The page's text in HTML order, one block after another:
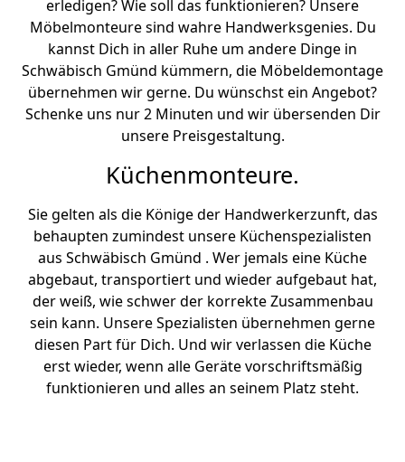
erledigen? Wie soll das funktionieren? Unsere
Möbelmonteure sind wahre Handwerksgenies. Du
kannst Dich in aller Ruhe um andere Dinge in
Schwäbisch Gmünd kümmern, die Möbeldemontage
übernehmen wir gerne. Du wünschst ein Angebot?
Schenke uns nur 2 Minuten und wir übersenden Dir
unsere Preisgestaltung.
Küchenmonteure.
Sie gelten als die Könige der Handwerkerzunft, das
behaupten zumindest unsere Küchenspezialisten
aus Schwäbisch Gmünd . Wer jemals eine Küche
abgebaut, transportiert und wieder aufgebaut hat,
der weiß, wie schwer der korrekte Zusammenbau
sein kann. Unsere Spezialisten übernehmen gerne
diesen Part für Dich. Und wir verlassen die Küche
erst wieder, wenn alle Geräte vorschriftsmäßig
funktionieren und alles an seinem Platz steht.